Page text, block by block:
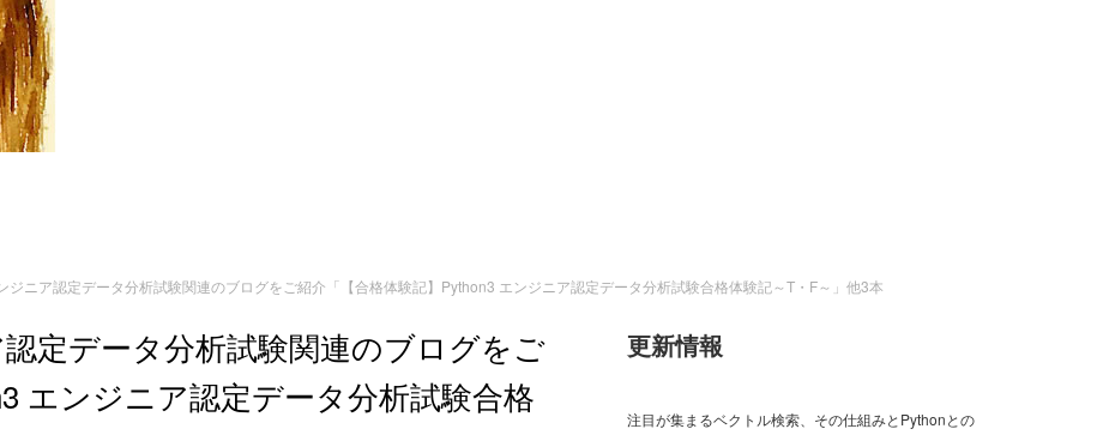
ジニア認定データ分析試験関連のブログをご紹介「【合格体験記】Python3 エンジニア認定データ分析試験合格体験記～T・F～」他3本
定データ分析試験関連のブログをご
エンジニア認定データ分析試験合格
更新情報
注目が集まるベクトル検索、その仕組みとPythonとの